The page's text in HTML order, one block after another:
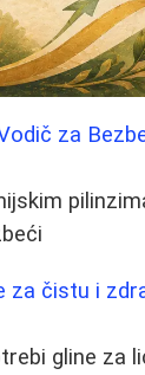
za
za čistu i
gline za